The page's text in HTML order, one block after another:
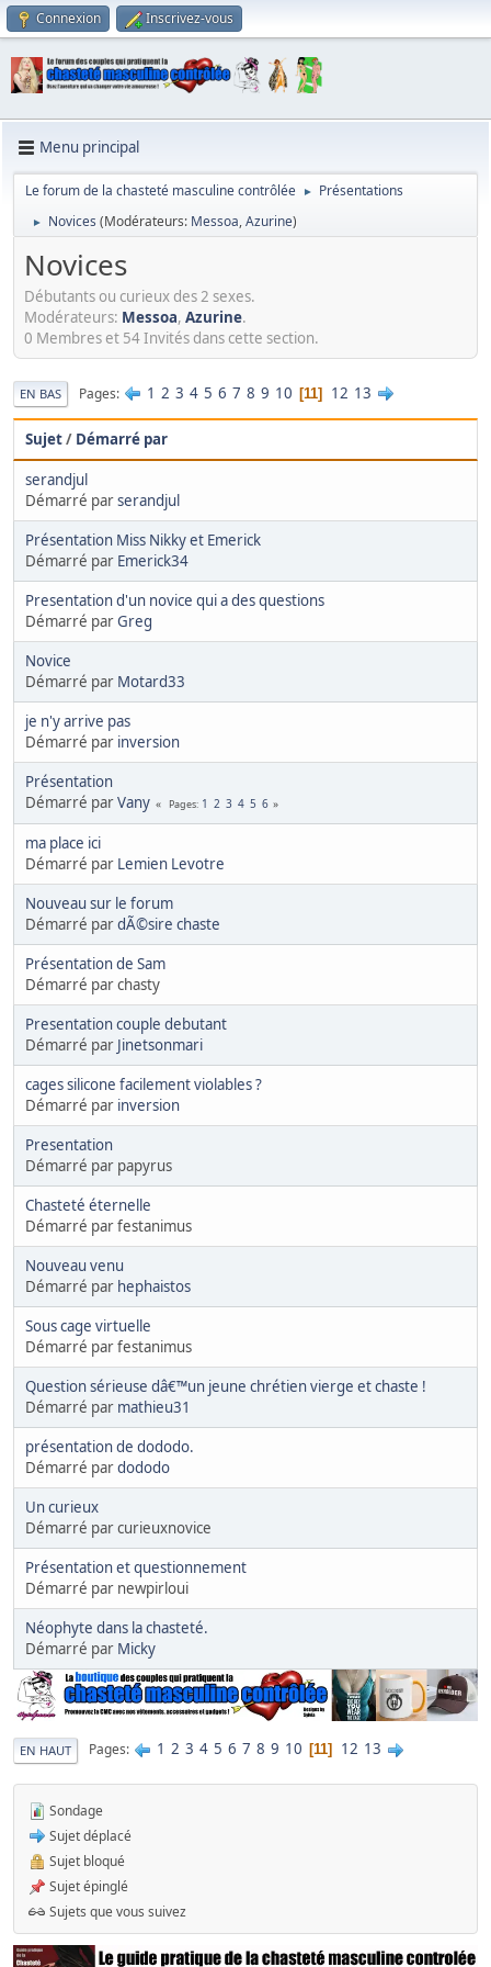
Connexion Inscrivez-vous
Menu principal
Le forum de la chasteté masculine contrôlée ► Présentations
► Novices (Modérateurs: Messoa,Azurine)
Novices
Débutants ou curieux des 2 sexes.
Modérateurs: Messoa, Azurine.
0 Membres et 54 Invités dans cette section.
EN BAS Pages 1 2 3 4 5 6 7 8 9 10 11 12 13
Sujet/ Démarré par
serandjul
Démarré parserandjul
Présentation Miss Nikky et Emerick
Démarré par Emerick34
Presentation d'un novice qui a des questions
Démarré parGreg
Novice
Démarré par Motard33
je n'y arrive pas
Démarré par inversion
Présentation
Démarré parVany Pages 1 2 3 4 5 6
ma place ici
Démarré par Lemien Levotre
Nouveau sur le forum
Démarré pardÃ©sire chaste
Présentation de Sam
Démarré par chasty
Presentation couple debutant
Démarré par Jinetsonmari
cages silicone facilement violables ?
Démarré par inversion
Presentation
Démarré par papyrus
Chasteté éternelle
Démarré par festanimus
Nouveau venu
Démarré par hephaistos
Sous cage virtuelle
Démarré par festanimus
Question sérieuse dâ€™un jeune chrétien vierge et chaste !
Démarré par mathieu31
présentation de dododo.
Démarré pardododo
Un curieux
Démarré par curieuxnovice
Présentation et questionnement
Démarré par newpirloui
Néophyte dans la chasteté.
Démarré par Micky
EN HAUT Pages 1 2 3 4 5 6 7 8 9 10 11 12 13
Sondage
Sujet déplacé
Sujet bloqué
Sujet épinglé
Sujets que vous suivez